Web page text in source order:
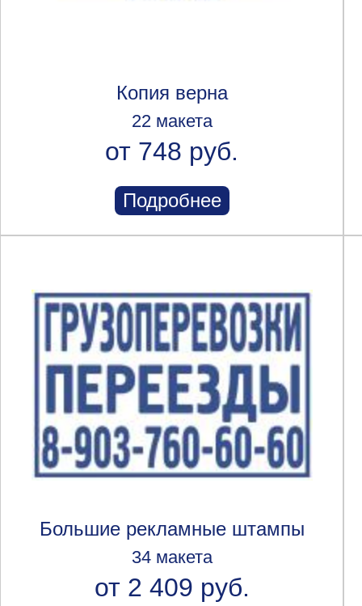
Копия верна
22 макета
от 748 руб.
Подробнее
Большие рекламные штампы
34 макета
от 2 409 руб.